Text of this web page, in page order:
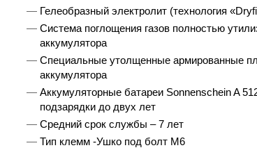
Гелеобразный электролит (технология
Система поглощения газов полностью
аккумулятора
Специальные утолщенные армированные
аккумулятора
Аккумуляторные батареи Sonnenschein A
подзарядки до двух лет
Средний срок службы – 7 лет
Тип клемм -Ушко под болт M6